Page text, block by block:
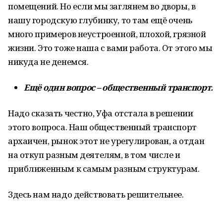
помещений. Но если мы заглянем во дворы, в
нашу городскую глубинку, то там ещё очень
много примеров неустроенной, плохой, грязной
жизни. Это тоже наша с вами работа. От этого мы
никуда не денемся.
Ещё один вопрос – общественный транспорт.
Надо сказать честно, Уфа отстала в решении
этого вопроса. Наш общественный транспорт
архаичен, рынок этот не урегулирован, а отдан
на откуп разным деятелям, в том числе и
приближенным к самым разным структурам.
Здесь нам надо действовать решительнее.